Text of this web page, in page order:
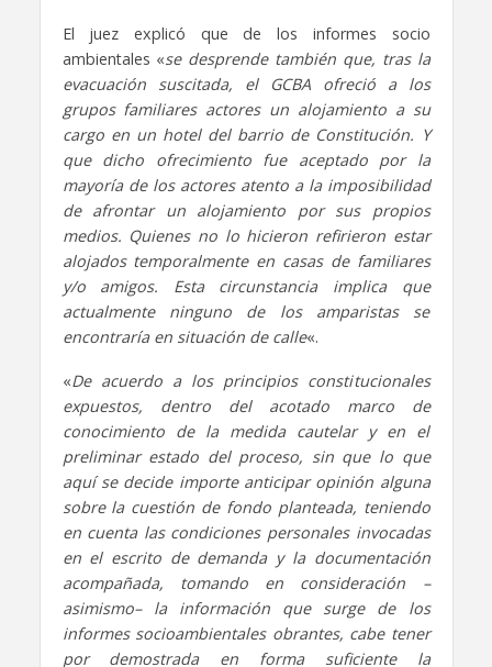
El juez explicó que de los informes socio
ambientales «se desprende también que, tras la
evacuación suscitada, el GCBA ofreció a los
grupos familiares actores un alojamiento a su
cargo en un hotel del barrio de Constitución. Y
que dicho ofrecimiento fue aceptado por la
mayoría de los actores atento a la imposibilidad
de afrontar un alojamiento por sus propios
medios. Quienes no lo hicieron refirieron estar
alojados temporalmente en casas de familiares
y/o amigos. Esta circunstancia implica que
actualmente ninguno de los amparistas se
encontraría en situación de calle«.
«De acuerdo a los principios constitucionales
expuestos, dentro del acotado marco de
conocimiento de la medida cautelar y en el
preliminar estado del proceso, sin que lo que
aquí se decide importe anticipar opinión alguna
sobre la cuestión de fondo planteada, teniendo
en cuenta las condiciones personales invocadas
en el escrito de demanda y la documentación
acompañada, tomando en consideración –
asimismo– la información que surge de los
informes socioambientales obrantes, cabe tener
por demostrada en forma suficiente la